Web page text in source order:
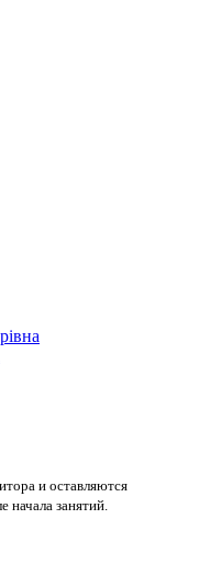
и оставляются
начала занятий.